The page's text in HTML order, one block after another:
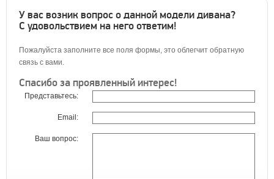
У вас возник вопрос о данной модели дивана?
С удовольствием на него ответим!
Пожалуйста заполните все поля формы, это облегчит обратную
связь с вами.
Спасибо за проявленный интерес!
Представьтесь:
Email:
Ваш вопрос: